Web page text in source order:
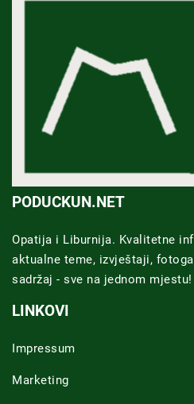
PODUCKUN.NET
Opatija i Liburnija. Kvalitetne
aktualne teme, izvještaji,
sadržaj - sve na jednom mjestu!
LINKOVI
Impressum
Marketing